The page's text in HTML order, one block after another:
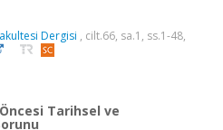
Dergisi , cilt.66, sa.1, ss.1-48,
Tarihsel ve